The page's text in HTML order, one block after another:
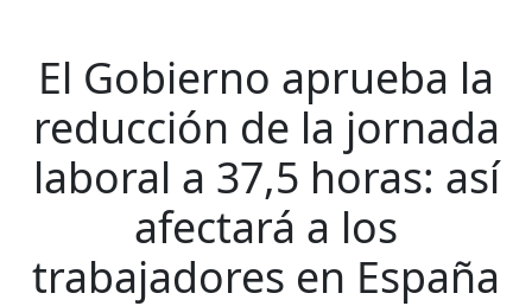
El Gobierno aprueba la
reducción de la jornada
laboral a 37,5 horas: así
afectará a los
trabajadores en España